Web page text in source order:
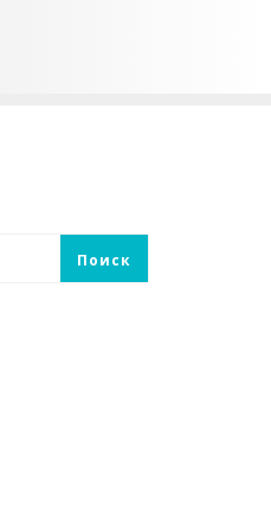
Поиск